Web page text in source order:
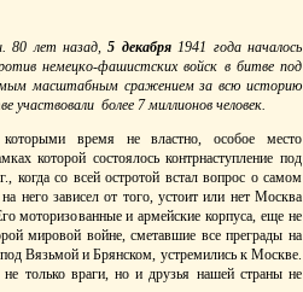
80 лет назад,5 декабря1941 года началось
немецко-фашистских войск в битве под
масштабным сражением за всю историю
более 7 миллионов человек.
время не властно, особое место
которой состоялось контрнаступление под
когда со всей остротой встал вопрос о самом
него зависел от того, устоит или нет Москва
моторизованные и армейские корпуса, еще не
мировой войне, сметавшие все преграды на
Вязьмой и Брянском, устремились к Москве.
только враги, но и друзья нашей страны не